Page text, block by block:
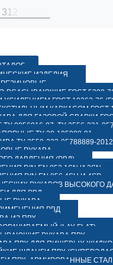
31
ИЗДЕЛИЯ
РЕЗИНОВЫЕ
ВСАСЫВАЮЩИЕ ГОСТ 5398-
ГОСТ 10362-76
КАРКАСОМ ГОСТ
ДЛЯ ГАЗОВОЙ СВАРКИ
87, ТУ 2556-221-
ТУ 38-105998-91
ТУ 2559-223-05788889-2012
РУКАВА
ДАВЛЕНИЯ (РВД)
DIN EN 853 1SN И 2SN
DIN EN 856 4SH И 4SP
РУКАВОВ ВЫСОКОГО
ДЛЯ РВД
РУКАВА
РВД
ИЗ ПВХ
(LAY FLAT)
РУКАВА ПВХ
ПВХ ДЛЯ ПИЩЕВЫХ
ШЛАНГИ ПВХ
ПВХ, АРМИРОВАННЫЕ